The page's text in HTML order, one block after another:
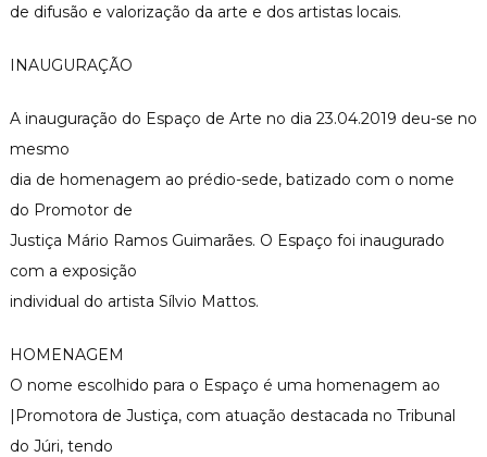
de difusão e valorização da arte e dos artistas locais.
INAUGURAÇÃO
A inauguração do Espaço de Arte no dia 23.04.2019 deu-se no
mesmo
dia de homenagem ao prédio-sede, batizado com o nome
do Promotor de
Justiça Mário Ramos Guimarães. O Espaço foi inaugurado
com a exposição
individual do artista Sílvio Mattos.
HOMENAGEM
O nome escolhido para o Espaço é uma homenagem ao
|Promotora de Justiça, com atuação destacada no Tribunal
do Júri, tendo